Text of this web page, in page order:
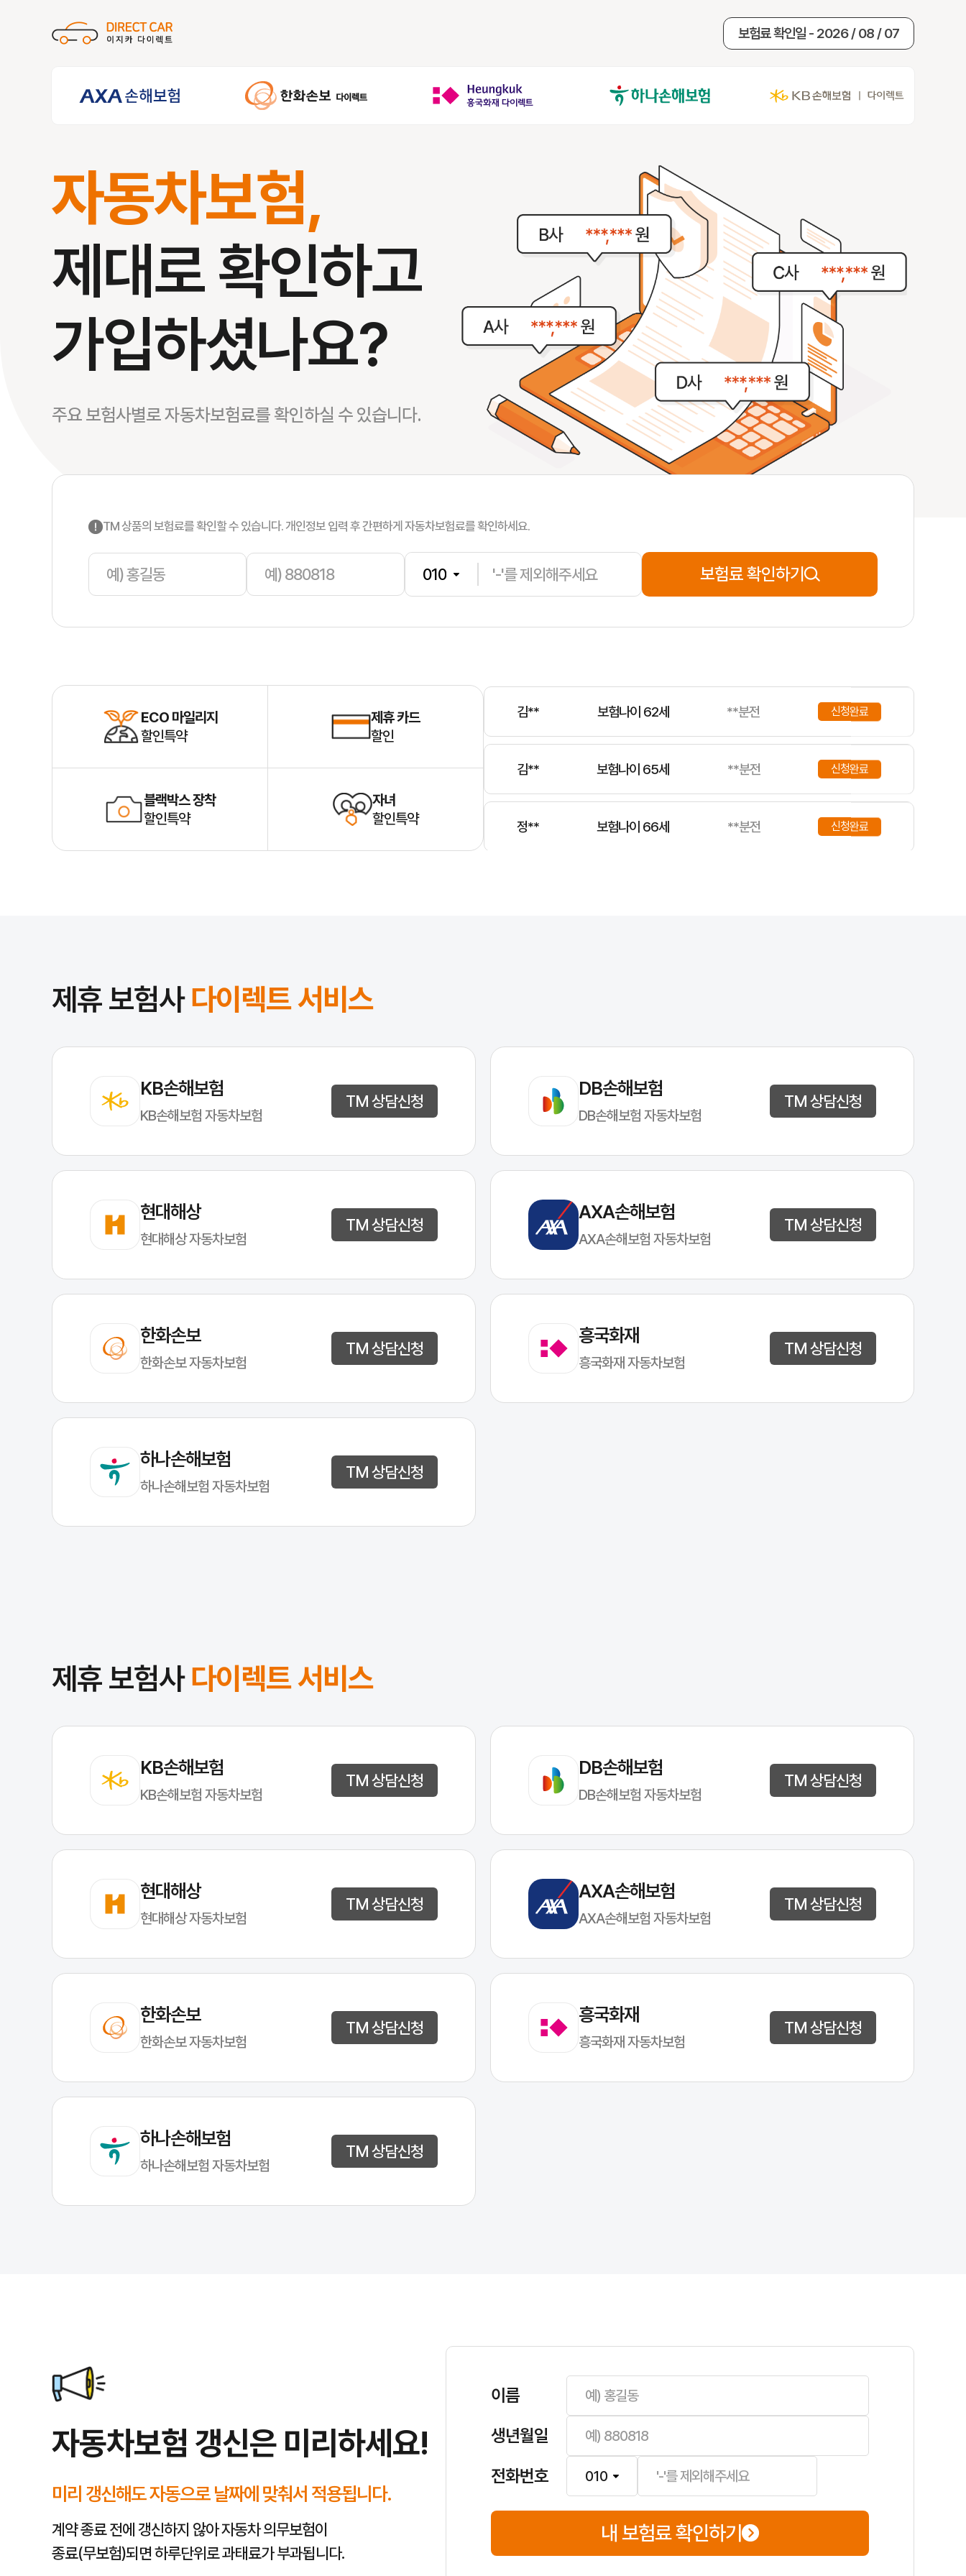
보험료 확인일 - 2026 / 08 / 07
자동차보험,
제대로 확인하고
가입하셨나요?
주요 보험사별로 자동차보험료를 확인하실 수 있습니다.
TM 상품의 보험료를 확인할 수 있습니다. 개인정보 입력 후 간편하게 자동차보험료를 확인하세요.
보험료 확인하기
ECO 마일리지
할인특약
제휴 카드
할인
블랙박스 장착
할인특약
자녀
할인특약
서** 보험나이 27세 **분전 신청완료
송** 보험나이 59세 **분전 신청완료
박** 보험나이 54세 **분전
이** 보험나이 53세 **분전 신청완료
김** 보험나이 62세 **분전 신청완료
김** 보험나이 65세 **분전 신청완료
정** 보험나이 66세 **분전 신청완료
제휴 보험사다이렉트 서비스
KB손해보험
KB손해보험 자동차보험
TM 상담신청
DB손해보험
DB손해보험 자동차보험
TM 상담신청
현대해상
현대해상 자동차보험
TM 상담신청
AXA손해보험
AXA손해보험 자동차보험
TM 상담신청
한화손보
한화손보 자동차보험
TM 상담신청
흥국화재
흥국화재 자동차보험
TM 상담신청
하나손해보험
하나손해보험 자동차보험
TM 상담신청
탄 만큼만 내는 합리적인 보험료
실시간 주행 데이터 기반의 안전 운전 지원
제휴 보험사다이렉트 서비스
KB손해보험
KB손해보험 자동차보험
TM 상담신청
DB손해보험
DB손해보험 자동차보험
TM 상담신청
현대해상
현대해상 자동차보험
TM 상담신청
AXA손해보험
AXA손해보험 자동차보험
TM 상담신청
한화손보
한화손보 자동차보험
TM 상담신청
흥국화재
흥국화재 자동차보험
TM 상담신청
하나손해보험
하나손해보험 자동차보험
TM 상담신청
자동차보험 갱신은 미리하세요!
미리 갱신해도 자동으로 날짜에 맞춰서 적용됩니다.
계약 종료 전에 갱신하지 않아 자동차 의무보험이
종료(무보험)되면 하루단위로 과태료가 부과됩니다.
이름
생년월일
전화번호
내 보험료 확인하기